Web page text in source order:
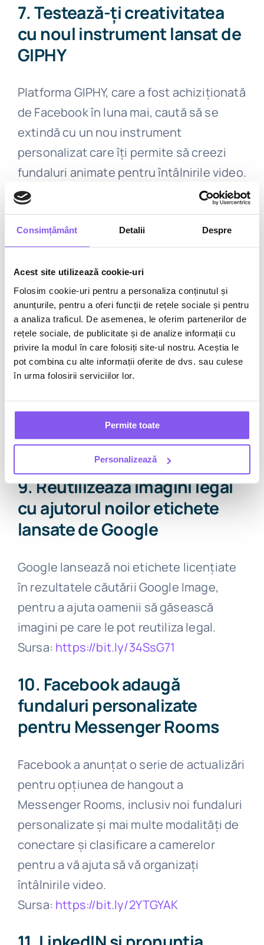
Consimțământ Detalii Despre
Acest site utilizează cookie-uri
Folosim cookie-uri pentru a personaliza conținutul și
anunțurile, pentru a oferi funcții de rețele sociale și pentru
a analiza traficul. De asemenea, le oferim partenerilor de
rețele sociale, de publicitate și de analize informații cu
privire la modul în care folosiți site-ul nostru. Aceștia le
pot combina cu alte informații oferite de dvs. sau culese
în urma folosirii serviciilor lor.
Permite toate
Personalizează
7. Testează-ți creativitatea
cu noul instrument lansat de
GIPHY
Platforma GIPHY, care a fost achiziționată
de Facebook în luna mai, caută să se
extindă cu un nou instrument
personalizat care îți permite să creezi
fundaluri animate pentru întâlnirile video.
💭
Sursa:https://bit.ly/2PYsZot
8. Messenger permite
utilizatorilor să personalizeze
butoanele de reacție
Facebook și-a actualizat recent aplicația
Messenger și a lansat un nou tool care
poate permite utilizatorilor să
atunci când doreau să reacționeze la un
💭
Sursa:https://bit.ly/3lgnsbi
9. Reutilizează imagini legal
cu ajutorul noilor etichete
lansate de Google
Google lansează noi etichete licențiate
în rezultatele căutării Google Image,
pentru a ajuta oamenii să găsească
imagini pe care le pot reutiliza legal.
Sursa: https://bit.ly/34SsG71
10. Facebook adaugă
fundaluri personalizate
pentru Messenger Rooms
Facebook a anunțat o serie de actualizări
pentru opțiunea de hangout a
Messenger Rooms, inclusiv noi fundaluri
personalizate și mai multe modalități de
conectare și clasificare a camerelor
pentru a vă ajuta să vă organizați
întâlnirile video.
Sursa: https://bit.ly/2YTGYAK